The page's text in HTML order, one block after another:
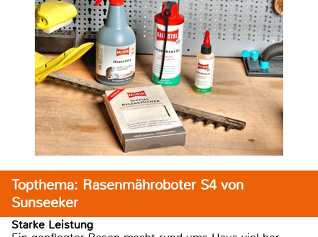
Topthema: Rasenmähroboter S4 von
Sunseeker
Starke Leistung